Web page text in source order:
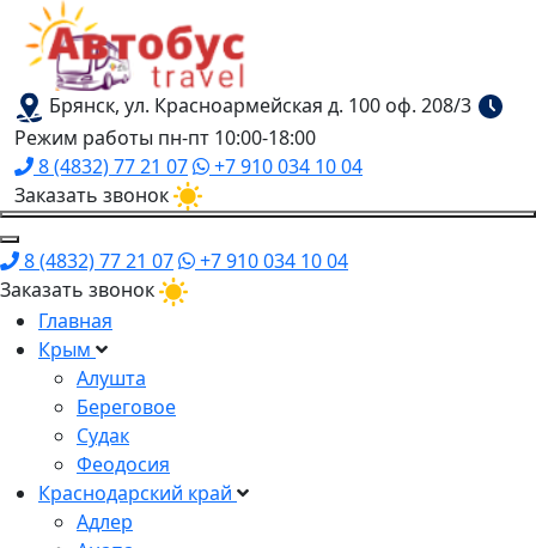
Брянск, ул. Красноармейская д. 100 оф. 208/3
Режим работы пн-пт 10:00-18:00
8 (4832) 77 21 07
+7 910 034 10 04
Заказать звонок
8 (4832) 77 21 07
+7 910 034 10 04
Заказать звонок
Главная
Крым
Алушта
Береговое
Судак
Феодосия
Краснодарский край
Адлер